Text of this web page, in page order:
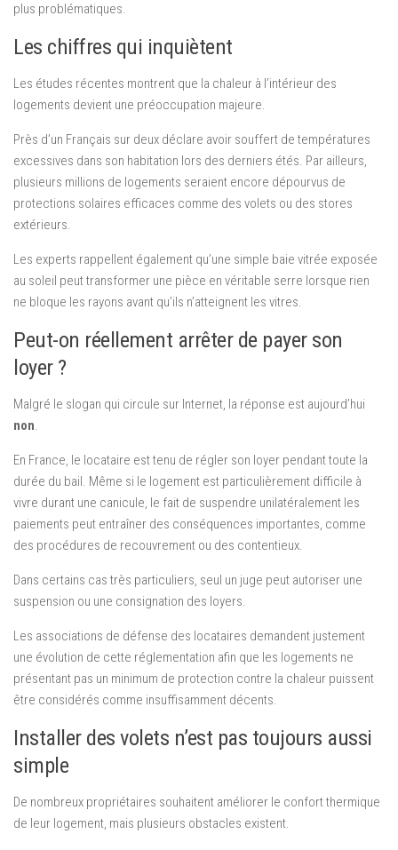
plus problématiques.
Les chiffres qui inquiètent
Les études récentes montrent que la chaleur à l’intérieur des
logements devient une préoccupation majeure.
Près d’un Français sur deux déclare avoir souffert de températures
excessives dans son habitation lors des derniers étés. Par ailleurs,
plusieurs millions de logements seraient encore dépourvus de
protections solaires efficaces comme des volets ou des stores
extérieurs.
Les experts rappellent également qu’une simple baie vitrée exposée
au soleil peut transformer une pièce en véritable serre lorsque rien
ne bloque les rayons avant qu’ils n’atteignent les vitres.
Peut-on réellement arrêter de payer son
loyer ?
Malgré le slogan qui circule sur Internet, la réponse est aujourd’hui
non.
En France, le locataire est tenu de régler son loyer pendant toute la
durée du bail. Même si le logement est particulièrement difficile à
vivre durant une canicule, le fait de suspendre unilatéralement les
paiements peut entraîner des conséquences importantes, comme
des procédures de recouvrement ou des contentieux.
Dans certains cas très particuliers, seul un juge peut autoriser une
suspension ou une consignation des loyers.
Les associations de défense des locataires demandent justement
une évolution de cette réglementation afin que les logements ne
présentant pas un minimum de protection contre la chaleur puissent
être considérés comme insuffisamment décents.
Installer des volets n’est pas toujours aussi
simple
De nombreux propriétaires souhaitent améliorer le confort thermique
de leur logement, mais plusieurs obstacles existent.